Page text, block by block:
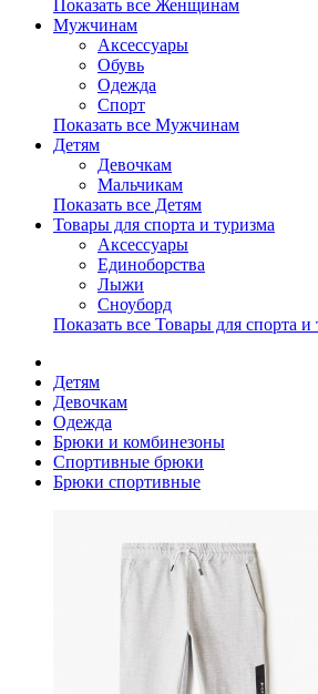
Показать все Женщинам
Мужчинам
Аксессуары
Обувь
Одежда
Спорт
Показать все Мужчинам
Детям
Девочкам
Мальчикам
Показать все Детям
Товары для спорта и туризма
Аксессуары
Единоборства
Лыжи
Сноуборд
Показать все Товары для спорта и
Детям
Девочкам
Одежда
Брюки и комбинезоны
Спортивные брюки
Брюки спортивные